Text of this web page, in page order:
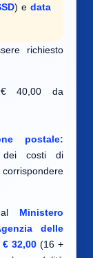
) edata
richiesto
40,00 da
postale:
dei costi di
Ministero
delle
€ 32,00 (16 +